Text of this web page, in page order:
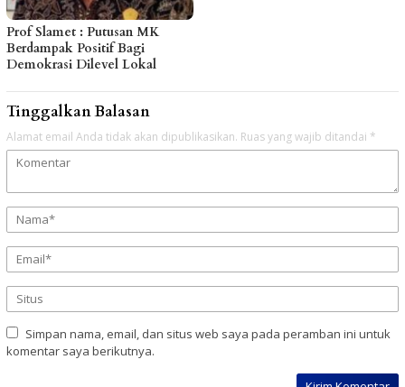
Prof Slamet : Putusan MK
Berdampak Positif Bagi
Demokrasi Dilevel Lokal
Tinggalkan Balasan
Alamat email Anda tidak akan dipublikasikan. Ruas yang wajib ditandai *
Simpan nama, email, dan situs web saya pada peramban ini untuk
komentar saya berikutnya.